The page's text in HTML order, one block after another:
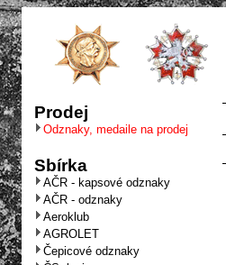
Prodej
Odznaky, medaile na prodej
Sbírka
AČR - kapsové odznaky
AČR - odznaky
Aeroklub
AGROLET
Čepicové odznaky